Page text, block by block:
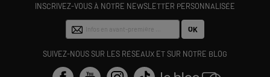
INSCRIVEZ-VOUS À NOTRE NEWSLETTER PERSONNALISÉE
OK
SUIVEZ-NOUS SUR LES RÉSEAUX ET SUR NOTRE BLOG